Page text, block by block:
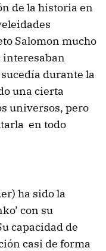
de la historia en
Salomon mucho
interesaban
durante la
una cierta
universos, pero
en todo
ha sido la
con su
capacidad de
casi de forma